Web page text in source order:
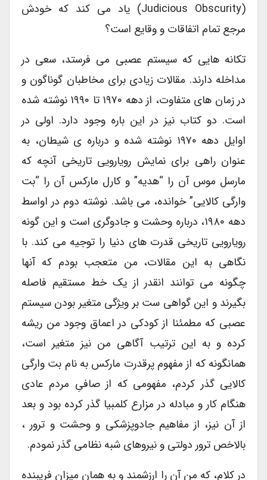
(judicious Obscurity) یاد می کند که خودش
مرجع تمام اتفاقات و وقایع است؟
تکانه هایی که سیستم عصبی می فرستد، سعی در
مداخله دارند. مقالات زیادی برای مخاطبان گوناگون و
در زمان های متفاوت، از دهه ۱۹۷۰ تا ۱۹۹۰ نوشته شده
است. دو کتاب نیز در این باره وجود دارد. اولی در
اوایل دهه ۱۹۷۰ نوشته شده و درباره ی شیطان، به
عنوان راهی برای نمایش رویارویی تاریخی آنچه که
مارسل موس آن را “هدیه” و کارل مارکس آن را “بت
وارگی کالایی” خوانده، می باشد. نوشته دوم در اواسط
دهه ۱۹۸۰، درباره وحشت و جادوگری است و این گونه
رویارویی تاریخی قدرت های دنیا را توجیه می کند. با
نگاهی به این مقالات، من متعجب بودم که آنها
چگونه می توانند انقدر از یک خط مستقیم فاصله
بگیرند و این گواهی ست بر ویژگی متغیر بودن سیستم
عصبی که مطمئنا از کودکی در اعماق وجود من ریشه
کرده و به این ترتیب آگاهی من نیز متغیر است،
همانگونه که از مفهوم پرقدرت مارکس به نام بت وارگی
کالایی گذر کردم، مفهومی که از صافیِ مردم عادی
هنگام کار و مبادله در مزارع کلمبیا گذر کرده بود و بعد
از آن نیز، از مفاهیم جادوپزشکی و وحشت و ترور ،
بالاخص ترور دولتی و نیروهای شبه نظامی گذر نمودم.
در کلام، که من آن را ارزشمند و به همان میزان فریبنده